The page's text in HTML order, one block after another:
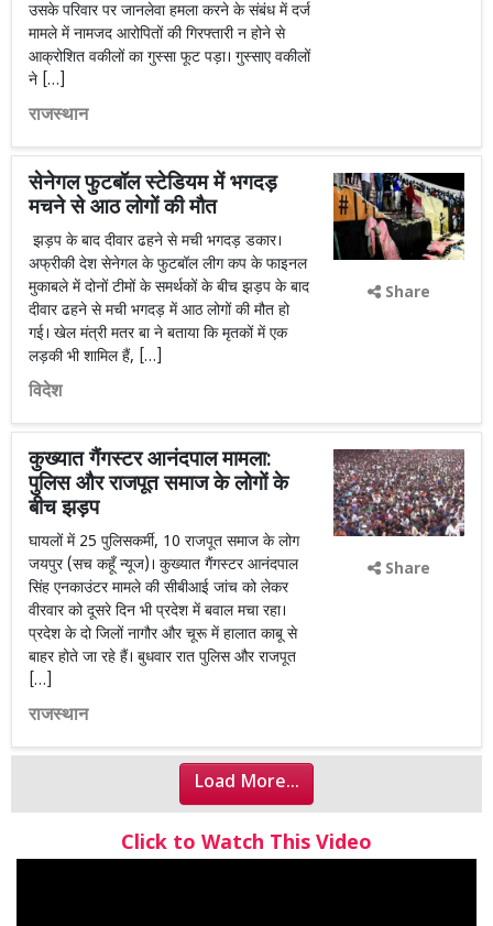
उसके परिवार पर जानलेवा हमला करने के संबंध में दर्ज
मामले में नामजद आरोपितों की गिरफ्तारी न होने से
आक्रोशित वकीलों का गुस्सा फूट पड़ा। गुस्साए वकीलों
ने […]
राजस्थान
सेनेगल फुटबॉल स्टेडियम में भगदड़
मचने से आठ लोगों की मौत
झड़प के बाद दीवार ढहने से मची भगदड़ डकार।
अफ्रीकी देश सेनेगल के फुटबॉल लीग कप के फाइनल
मुकाबले में दोनों टीमों के समर्थकों के बीच झड़प के बाद
दीवार ढहने से मची भगदड़ में आठ लोगों की मौत हो
गई। खेल मंत्री मतर बा ने बताया कि मृतकों में एक
लड़की भी शामिल हैं, […]
विदेश
Share
कुख्यात गैंगस्टर आनंदपाल मामला:
पुलिस और राजपूत समाज के लोगों के
बीच झड़प
घायलों में 25 पुलिसकर्मी, 10 राजपूत समाज के लोग
जयपुर (सच कहूँ न्यूज)। कुख्यात गैंगस्टर आनंदपाल
सिंह एनकाउंटर मामले की सीबीआई जांच को लेकर
वीरवार को दूसरे दिन भी प्रदेश में बवाल मचा रहा।
प्रदेश के दो जिलों नागौर और चूरू में हालात काबू से
बाहर होते जा रहे हैं। बुधवार रात पुलिस और राजपूत
[…]
राजस्थान
Share
Load More...
Click to Watch This Video